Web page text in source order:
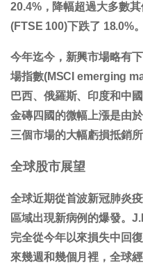
20.4%，降幅超過大多數
(FTSE 100)下跌了 18.0%。
今年迄今，新興市場略有
場指數(MSCI emerging
巴西、俄羅斯、印度和中
金磚四國的微幅上漲是由
三個市場的大幅虧損抵銷所
全球股市展望
全球近期從首波新冠肺炎
區域出現新病例的爆發。
完全從今年以來損失中回
來幾週和幾個月裡，全球